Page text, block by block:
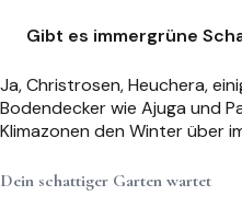
Gibt es immergrüne
Ja, Christrosen, Heuchera,
Bodendecker wie Ajuga und
Klimazonen den Winter über
Dein schattiger Garten wartet